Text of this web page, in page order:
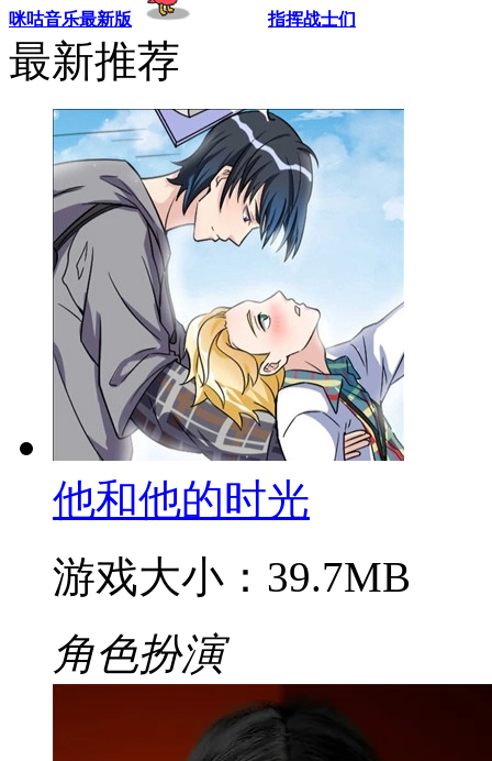
咪咕音乐最新版 指挥战士们
最新推荐
他和他的时光
游戏大小：39.7MB
角色扮演